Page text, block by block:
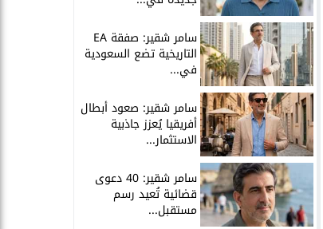
سامر شقير: صفقة EA
التاريخية تضع السعودية
في...
سامر شقير: صعود أبطال
أفريقيا يُعزز جاذبية
الاستثمار...
سامر شقير: 40 دعوى
قضائية تُعيد رسم
مستقبل...